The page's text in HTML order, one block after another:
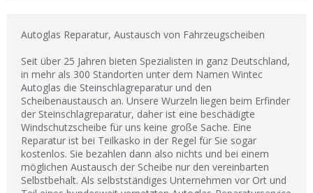
Autoglas Reparatur, Austausch von Fahrzeugscheiben
Seit über 25 Jahren bieten Spezialisten in ganz Deutschland,
in mehr als 300 Standorten unter dem Namen Wintec
Autoglas die Steinschlagreparatur und den
Scheibenaustausch an. Unsere Wurzeln liegen beim Erfinder
der Steinschlagreparatur, daher ist eine beschädigte
Windschutzscheibe für uns keine große Sache. Eine
Reparatur ist bei Teilkasko in der Regel für Sie sogar
kostenlos. Sie bezahlen dann also nichts und bei einem
möglichen Austausch der Scheibe nur den vereinbarten
Selbstbehalt. Als selbstständiges Unternehmen vor Ort und